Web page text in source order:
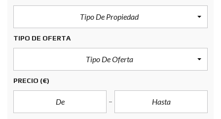
Tipo De Propiedad
TIPO DE OFERTA
Tipo De Oferta
PRECIO (€)